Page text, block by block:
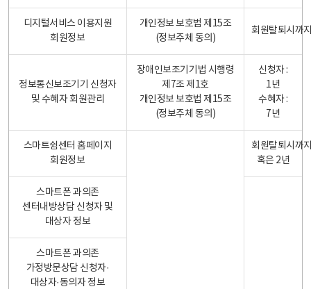
디지털서비스 이용지원
회원정보
개인정보 보호법 제15조
(정보주체 동의)
회원탈퇴시까
정보통신보조기기 신청자
및 수혜자 회원관리
장애인보조기기법 시행령
제7조 제1호
개인정보 보호법 제15조
(정보주체 동의)
신청자 :
1년
수혜자 :
7년
스마트쉼센터 홈페이지
회원정보
회원탈퇴시까
혹은 2년
스마트폰 과의존
센터내방상담 신청자 및
대상자 정보
스마트폰 과의존
가정방문상담 신청자·
대상자·동의자 정보